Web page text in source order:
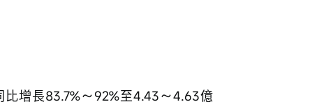
增長83.7%～92%至4.43～4.63億